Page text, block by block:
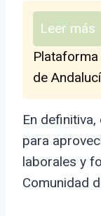
Leer más
de
En
para
laborales y
Comunidad